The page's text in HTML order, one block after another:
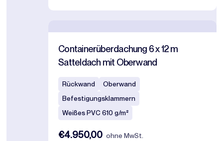
Containerüberdachung 6 x 12 m
Satteldach mit Oberwand
Rückwand
Oberwand
Befestigungsklammern
Weißes PVC 610 g/m²
€4.950,00 ohne MwSt.